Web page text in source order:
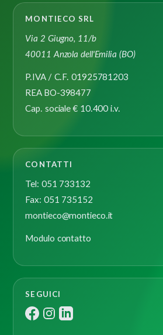
MONTIECO SRL
Via 2 Giugno, 11/b
40011 Anzola dell'Emilia (BO)
P.IVA / C.F. 01925781203
REA BO-398477
Cap. sociale € 10.400 i.v.
CONTATTI
Tel: 051 733132
Fax: 051 735152
montieco@montieco.it
Modulo contatto
SEGUICI